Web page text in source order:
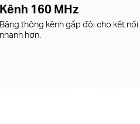
Kênh 160 MHz
Băng thông kênh gấp đôi cho kết nối
nhanh hơn.